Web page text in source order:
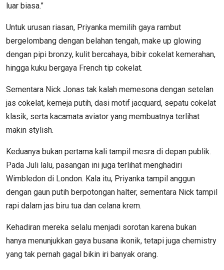
luar biasa.”
Untuk urusan riasan, Priyanka memilih gaya rambut
bergelombang dengan belahan tengah, make up glowing
dengan pipi bronzy, kulit bercahaya, bibir cokelat kemerahan,
hingga kuku bergaya French tip cokelat.
Sementara Nick Jonas tak kalah memesona dengan setelan
jas cokelat, kemeja putih, dasi motif jacquard, sepatu cokelat
klasik, serta kacamata aviator yang membuatnya terlihat
makin stylish.
Keduanya bukan pertama kali tampil mesra di depan publik.
Pada Juli lalu, pasangan ini juga terlihat menghadiri
Wimbledon di London. Kala itu, Priyanka tampil anggun
dengan gaun putih berpotongan halter, sementara Nick tampil
rapi dalam jas biru tua dan celana krem.
Kehadiran mereka selalu menjadi sorotan karena bukan
hanya menunjukkan gaya busana ikonik, tetapi juga chemistry
yang tak pernah gagal bikin iri banyak orang.